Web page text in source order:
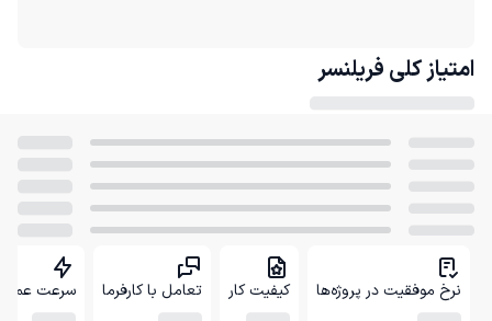
امتیاز کلی فریلنسر
نرخ موفقیت در پروژه‌ها کیفیت کار تعامل با کارفرما سرعت عمل